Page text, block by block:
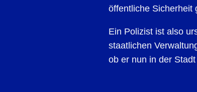
öffentliche Sicherheit
Ein Polizist ist also
staatlichen
ob er nun in der